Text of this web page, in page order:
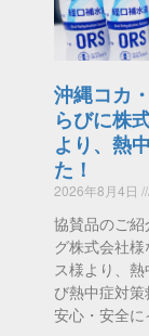
沖縄コカ
らびに株
より、熱
た！
2026年8月4日
協賛品のご
グ株式会社
ス様より、
び熱中症対
安心・安全